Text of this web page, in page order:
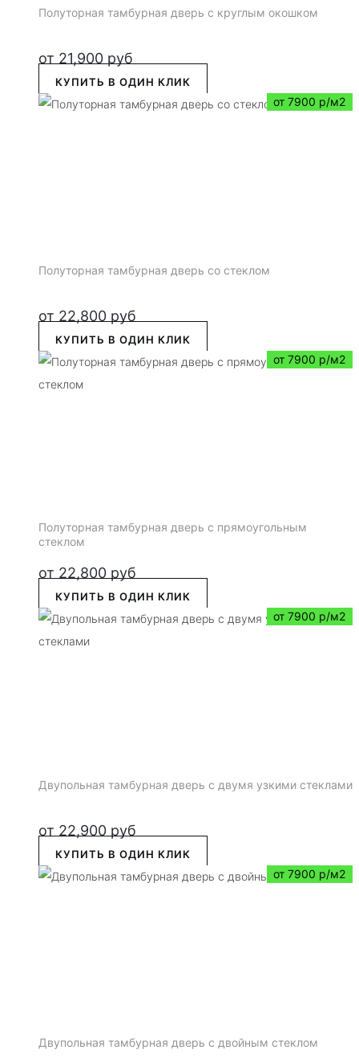
Полуторная тамбурная дверь с круглым окошком
от 21,900 руб
КУПИТЬ В ОДИН КЛИК
от 7900 р/м2
Полуторная тамбурная дверь со стеклом
от 22,800 руб
КУПИТЬ В ОДИН КЛИК
от 7900 р/м2
Полуторная тамбурная дверь с прямоугольным
стеклом
от 22,800 руб
КУПИТЬ В ОДИН КЛИК
от 7900 р/м2
Двупольная тамбурная дверь с двумя узкими стеклами
от 22,900 руб
КУПИТЬ В ОДИН КЛИК
от 7900 р/м2
Двупольная тамбурная дверь с двойным стеклом